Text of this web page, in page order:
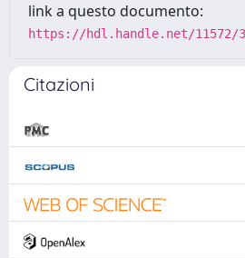
link a questo documento:
https://hdl.handle.net/11572/
Citazioni